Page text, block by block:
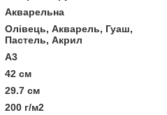
Акварельна
Олівець, Акварель, Гуаш,
Пастель, Акрил
A3
42 см
29.7 см
200 г/м2